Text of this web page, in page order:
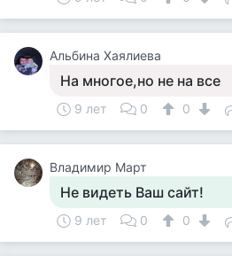
Альбина Хаялиева
На многое,но не на все
9 лет 0 0
Владимир Март
Не видеть Ваш сайт!
9 лет 0 0